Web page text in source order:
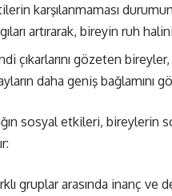
karşılanmaması
artırarak, bireyin ruh
çıkarlarını gözeten
daha geniş bağlamını
sosyal etkileri, bireylerin
gruplar arasında inanç ve